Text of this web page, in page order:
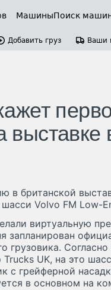
МашиныПоиск
Добавить груз Ваши
выставке
в британской
шасси Volvo FM Low-
виртуальную
запланирован
грузовика.
UK, на это
с грейферной
в основном на